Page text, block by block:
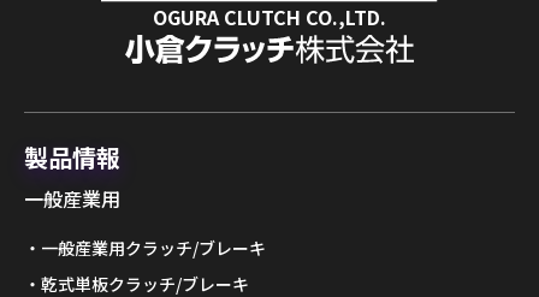
OGURA CLUTCH CO.,LTD.
製品情報
一般産業用
一般産業用クラッチ/ブレーキ
乾式単板クラッチ/ブレーキ